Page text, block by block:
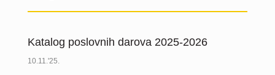
Katalog poslovnih darova 2025-2026
10.11.'25.